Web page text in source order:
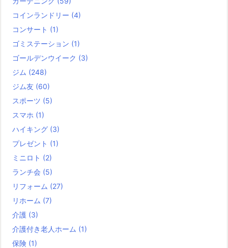
コインランドリー (4)
コンサート (1)
ゴミステーション (1)
ゴールデンウイーク (3)
ジム (248)
ジム友 (60)
スポーツ (5)
スマホ (1)
ハイキング (3)
プレゼント (1)
ミニロト (2)
ランチ会 (5)
リフォーム (27)
リホーム (7)
介護 (3)
介護付き老人ホーム (1)
保険 (1)